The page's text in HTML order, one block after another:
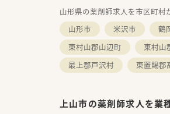
山形県の薬剤師求人を市区町村
山形市
米沢市 鶴
東村山郡山辺町
東村山
最上郡戸沢村
東置賜郡
上山市の薬剤師求人を業